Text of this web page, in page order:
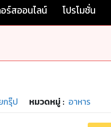
ร์สออนไลน์ โปรโมชั่น
กรุ๊ป หมวดหมู่ : อาหาร